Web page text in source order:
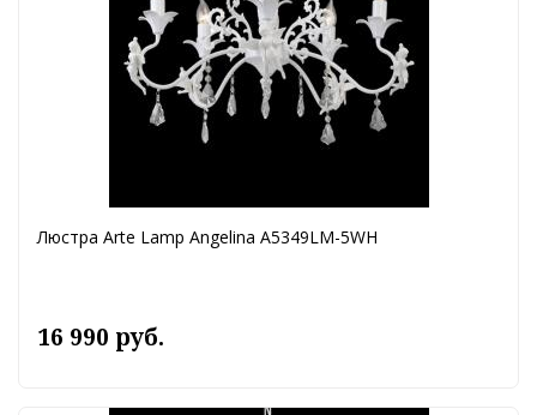
Люстра Arte Lamp Angelina A5349LM-5WH
16 990 руб.